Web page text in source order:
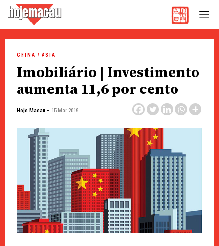
content
CHINA / ÁSIA
Imobiliário | Investimento
aumenta 11,6 por cento
Hoje Macau - 15 Mar 2019